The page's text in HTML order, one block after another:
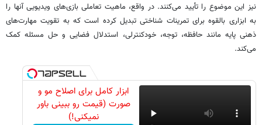
نیز این موضوع را تأیید می‌کنند. در واقع، ماهیت تعاملی بازی‌های ویدیویی آنها را
به ابزاری بالقوه برای تمرینات شناختی تبدیل کرده است که به تقویت مهارت‌های
ذهنی پایه مانند حافظه، توجه، خودکنترلی، استدلال فضایی و حل مسئله کمک
می‌کند.
ابزار کامل برای اصلاح مو و
صورت (قیمت رو ببینی باور
نمیکنی!)